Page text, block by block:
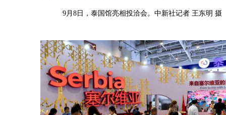
9月8日，泰国馆亮相投洽会。中新社记者 王东明 摄